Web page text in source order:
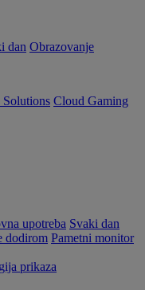
dan Obrazovanje
Solutions Cloud Gaming
upotreba Svaki dan
dodirom Pametni monitor
prikaza